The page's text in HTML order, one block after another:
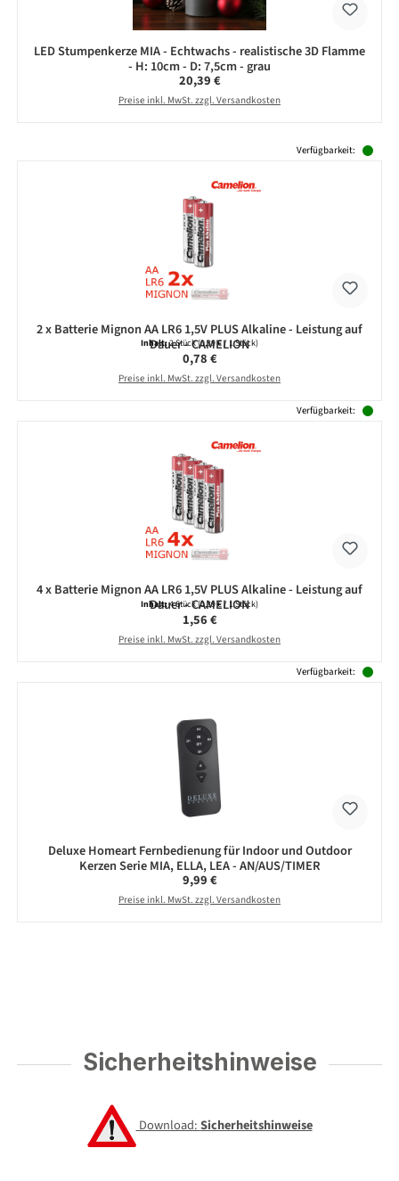
LED Stumpenkerze MIA - Echtwachs - realistische 3D Flamme
- H: 10cm - D: 7,5cm - grau
Regulärer Preis:
20,39 €
Preise inkl. MwSt. zzgl. Versandkosten
Verfügbarkeit:
2 x Batterie Mignon AA LR6 1,5V PLUS Alkaline - Leistung auf
Dauer - CAMELION
Inhalt:2 Stück(0,39 € / 1 Stück)
Regulärer Preis:
0,78 €
Preise inkl. MwSt. zzgl. Versandkosten
Verfügbarkeit:
4 x Batterie Mignon AA LR6 1,5V PLUS Alkaline - Leistung auf
Dauer - CAMELION
Inhalt:4 Stück(0,39 € / 1 Stück)
Regulärer Preis:
1,56 €
Preise inkl. MwSt. zzgl. Versandkosten
Verfügbarkeit:
Deluxe Homeart Fernbedienung für Indoor und Outdoor
Kerzen Serie MIA, ELLA, LEA - AN/AUS/TIMER
Regulärer Preis:
9,99 €
Preise inkl. MwSt. zzgl. Versandkosten
Sicherheitshinweise
Download:Sicherheitshinweise